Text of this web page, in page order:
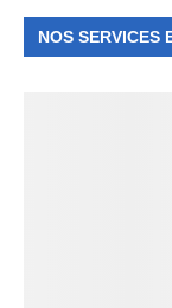
NOS SERVICES